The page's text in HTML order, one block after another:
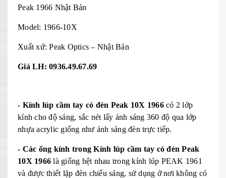
Peak 1966 Nhật Bản
Model: 1966-10X
Xuất xứ: Peak Optics – Nhật Bản
Giá LH: 0936.49.67.69
- Kính lúp cầm tay có đèn Peak 10X 1966có 2 lớp
kính cho độ sáng, sắc nét lấy ánh sáng 360 độ qua lớp
nhựa acrylic giống như ánh sáng đèn trực tiếp.
- Các ống kính trong Kính lúp cầm tay có đèn Peak
10X 1966 là giống hệt nhau trong kính lúp PEAK 1961
và được thiết lặp đèn chiếu sáng, sử dụng ở nơi không có